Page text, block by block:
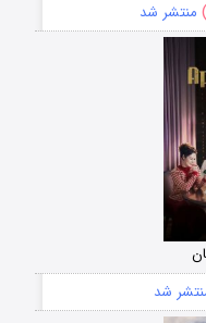
منتشر شد
شد